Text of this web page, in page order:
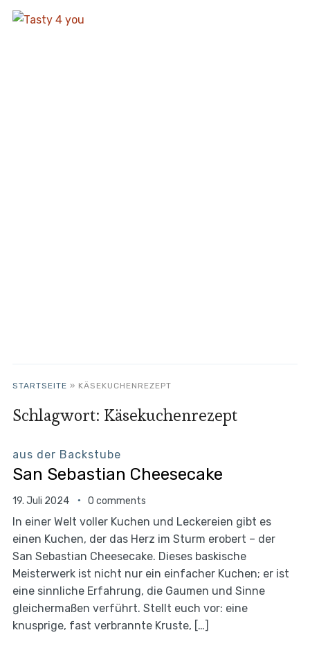
STARTSEITE » KÄSEKUCHENREZEPT
Schlagwort: Käsekuchenrezept
aus der Backstube
San Sebastian Cheesecake
19. Juli 2024 0 comments
In einer Welt voller Kuchen und Leckereien gibt es
einen Kuchen, der das Herz im Sturm erobert – der
San Sebastian Cheesecake. Dieses baskische
Meisterwerk ist nicht nur ein einfacher Kuchen; er ist
eine sinnliche Erfahrung, die Gaumen und Sinne
gleichermaßen verführt. Stellt euch vor: eine
knusprige, fast verbrannte Kruste, […]